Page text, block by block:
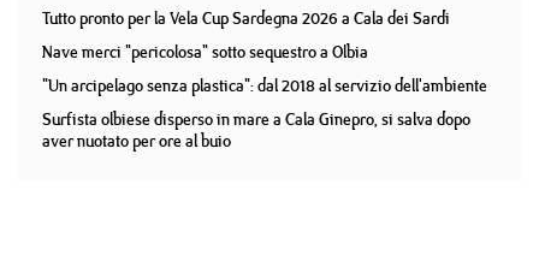
Tutto pronto per la Vela Cup Sardegna 2026 a Cala dei Sardi
Nave merci "pericolosa" sotto sequestro a Olbia
"Un arcipelago senza plastica": dal 2018 al servizio dell'ambiente
Surfista olbiese disperso in mare a Cala Ginepro, si salva dopo
aver nuotato per ore al buio